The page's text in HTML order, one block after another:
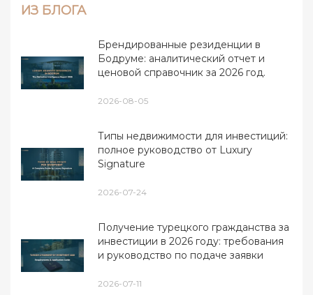
ИЗ БЛОГА
Брендированные резиденции в
Бодруме: аналитический отчет и
ценовой справочник за 2026 год.
2026-08-05
Типы недвижимости для инвестиций:
полное руководство от Luxury
Signature
2026-07-24
Получение турецкого гражданства за
инвестиции в 2026 году: требования
и руководство по подаче заявки
2026-07-11